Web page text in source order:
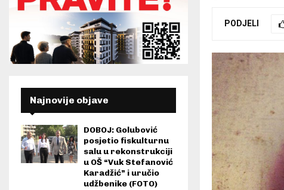
PODJELI
Najnovije objave
DOBOJ: Golubović
posjetio fiskulturnu
salu u rekonstrukciji
u OŠ “Vuk Stefanović
Karadžić” i uručio
udžbenike (FOTO)